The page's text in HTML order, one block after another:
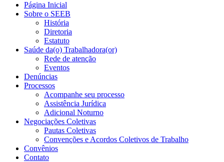
Página Inicial
Sobre o SEEB
História
Diretoria
Estatuto
Saúde da(o) Trabalhadora(or)
Rede de atenção
Eventos
Denúncias
Processos
Acompanhe seu processo
Assistência Jurídica
Adicional Noturno
Negociações Coletivas
Pautas Coletivas
Convenções e Acordos Coletivos de Trabalho
Convênios
Contato